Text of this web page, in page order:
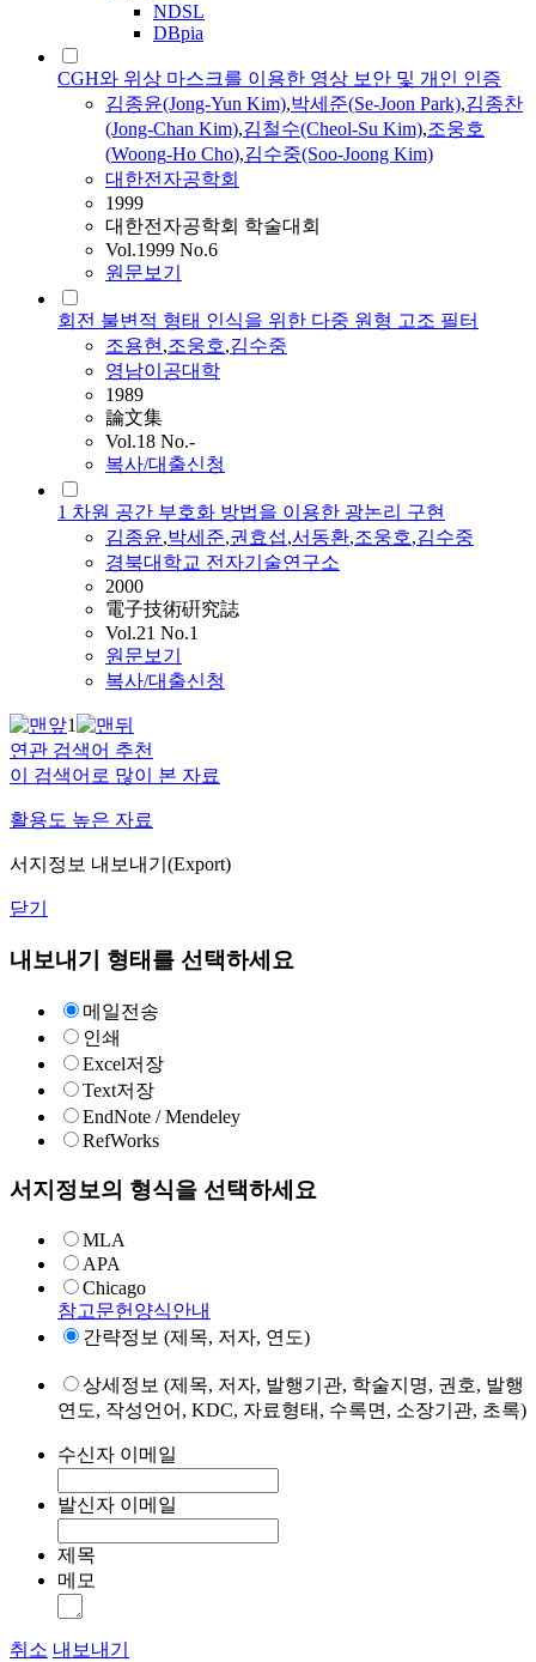
NDSL
DBpia
CGH와 위상 마스크를 이용한 영상 보안 및 개인 인증
김종윤(Jong-Yun Kim),박세준(Se-Joon Park),김종찬
(Jong-Chan Kim),김철수(Cheol-Su Kim),조웅호
(Woong-Ho Cho),김수중(Soo-Joong Kim)
대한전자공학회
1999
대한전자공학회 학술대회
Vol.1999 No.6
원문보기
회전 불변적 형태 인식을 위한 다중 원형 고조 필터
조용현,조웅호,김수중
영남이공대학
1989
論文集
Vol.18 No.-
복사/대출신청
1 차원 공간 부호화 방법을 이용한 광논리 구현
김종윤,박세준,권효섭,서동환,조웅호,김수중
경북대학교 전자기술연구소
2000
電子技術硏究誌
Vol.21 No.1
원문보기
복사/대출신청
1
연관 검색어 추천
이 검색어로 많이 본 자료
활용도 높은 자료
서지정보 내보내기(Export)
닫기
내보내기 형태를 선택하세요
메일전송
인쇄
Excel저장
Text저장
EndNote / Mendeley
RefWorks
서지정보의 형식을 선택하세요
MLA
APA
Chicago
참고문헌양식안내
간략정보 (제목, 저자, 연도)
상세정보 (제목, 저자, 발행기관, 학술지명, 권호, 발행
연도, 작성언어, KDC, 자료형태, 수록면, 소장기관, 초록)
수신자 이메일
발신자 이메일
제목
메모
취소 내보내기